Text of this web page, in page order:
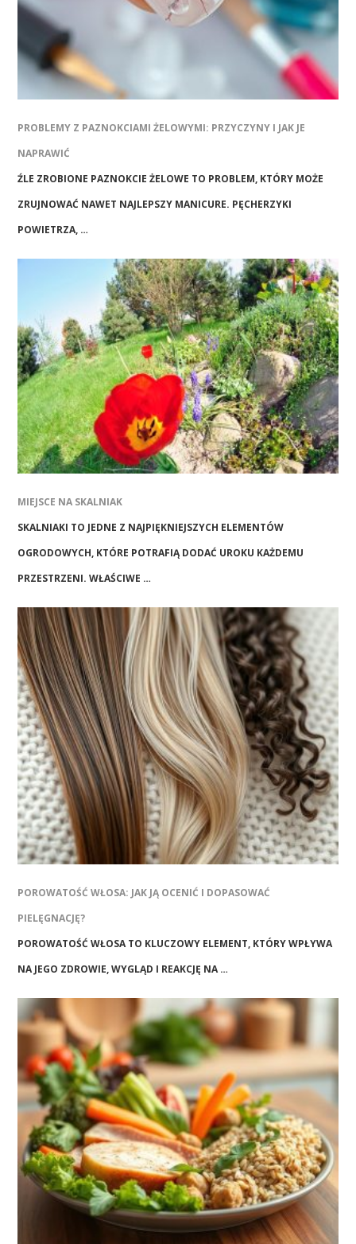
PROBLEMY Z PAZNOKCIAMI ŻELOWYMI: PRZYCZYNY I JAK JE
NAPRAWIĆ
ŹLE ZROBIONE PAZNOKCIE ŻELOWE TO PROBLEM, KTÓRY MOŻE
ZRUJNOWAĆ NAWET NAJLEPSZY MANICURE. PĘCHERZYKI
POWIETRZA, …
MIEJSCE NA SKALNIAK
SKALNIAKI TO JEDNE Z NAJPIĘKNIEJSZYCH ELEMENTÓW
OGRODOWYCH, KTÓRE POTRAFIĄ DODAĆ UROKU KAŻDEMU
PRZESTRZENI. WŁAŚCIWE …
POROWATOŚĆ WŁOSA: JAK JĄ OCENIĆ I DOPASOWAĆ
PIELĘGNACJĘ?
POROWATOŚĆ WŁOSA TO KLUCZOWY ELEMENT, KTÓRY WPŁYWA
NA JEGO ZDROWIE, WYGLĄD I REAKCJĘ NA …